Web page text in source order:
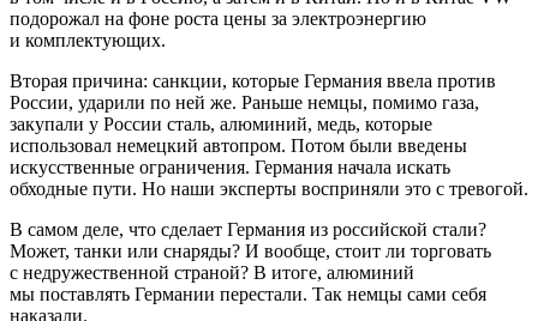
подорожал на фоне роста цены за электроэнергию
и комплектующих.
Вторая причина: санкции, которые Германия ввела против
России, ударили по ней же. Раньше немцы, помимо газа,
закупали у России сталь, алюминий, медь, которые
использовал немецкий автопром. Потом были введены
искусственные ограничения. Германия начала искать
обходные пути. Но наши эксперты восприняли это с тревогой.
В самом деле, что сделает Германия из российской стали?
Может, танки или снаряды? И вообще, стоит ли торговать
с недружественной страной? В итоге, алюминий
мы поставлять Германии перестали. Так немцы сами себя
наказали.